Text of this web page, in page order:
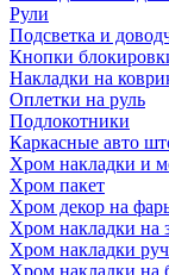
Рули
Подсветка и
Кнопки
Накладки на
Оплетки на руль
Подлокотники
Каркасные авто
Хром накладки и
Хром пакет
Хром декор на
Хром накладки на
Хром накладки
Хром накладки на